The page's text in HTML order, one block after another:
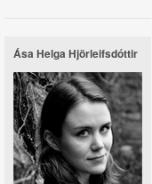
Ása Helga Hjörleifsdóttir